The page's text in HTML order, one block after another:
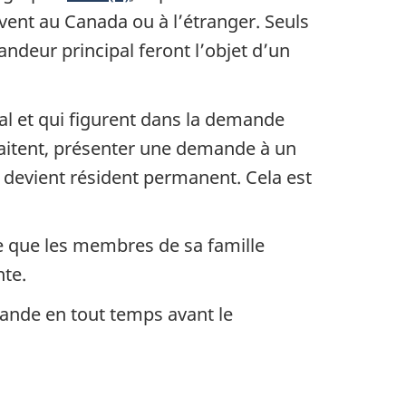
au Canada ou à l’étranger. Seuls
principal feront l’objet d’un
et qui figurent dans la demande
présenter une demande à un
résident permanent. Cela est
les membres de sa famille
en tout temps avant le